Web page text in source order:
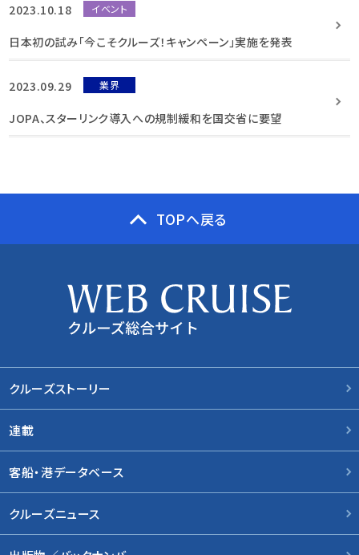
2023.10.18 イベント
日本初の試み「今こそクルーズ！キャンペーン」実施を発表
2023.09.29 業界
JOPA、スターリンク導入への規制緩和を国交省に要望
TOPへ戻る
クルーズストーリー
連載
客船・港データベース
クルーズニュース